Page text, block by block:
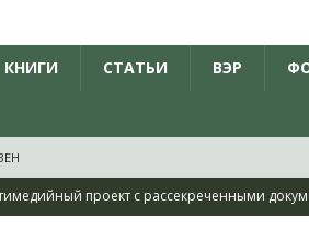
КНИГИ СТАТЬИ ВЭР
проект с рассекреченными